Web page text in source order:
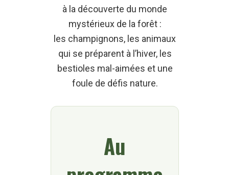
à la découverte du monde
mystérieux de la forêt :
les champignons, les animaux
qui se préparent à l’hiver, les
bestioles mal-aimées et une
foule de défis nature.
Au